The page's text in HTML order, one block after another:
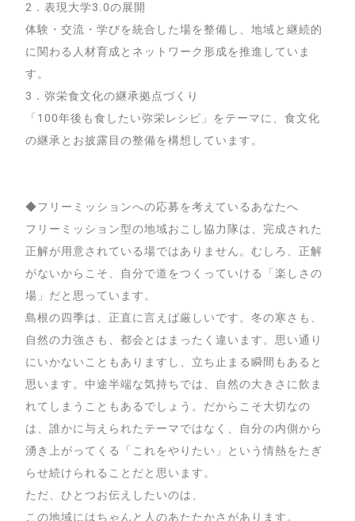
2．表現大学3.0の展開
体験・交流・学びを統合した場を整備し、地域と継続的
に関わる人材育成とネットワーク形成を推進していま
す。
3．弥栄食文化の継承拠点づくり
「100年後も食したい弥栄レシピ」をテーマに、食文化
の継承とお披露目の整備を構想しています。
◆フリーミッションへの応募を考えているあなたへ
フリーミッション型の地域おこし協力隊は、完成された
正解が用意されている場ではありません。むしろ、正解
がないからこそ、自分で道をつくっていける「楽しさの
場」だと思っています。
島根の四季は、正直に言えば厳しいです。冬の寒さも、
自然の力強さも、都会とはまったく違います。思い通り
にいかないこともありますし、立ち止まる瞬間もあると
思います。中途半端な気持ちでは、自然の大きさに飲ま
れてしまうこともあるでしょう。だからこそ大切なの
は、誰かに与えられたテーマではなく、自分の内側から
湧き上がってくる「これをやりたい」という情熱をたぎ
らせ続けられることだと思います。
ただ、ひとつお伝えしたいのは、
この地域にはちゃんと人のあたたかさがあります。